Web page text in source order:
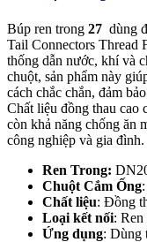
Búp ren trong 27 dùng
Tail Connectors Thread
thống dẫn nước, khí và
chuột, sản phẩm này
cách chắc chắn, đảm
Chất liệu đồng thau cao
còn khả năng chống ăn
công nghiệp và gia đình.
Ren Trong:
Chuột Cắm Ống
Chất liệu: Đồng
Loại kết nối: Ren
Ứng dụng: Dùng